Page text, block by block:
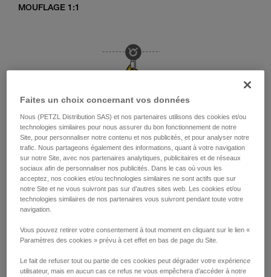
MOUFLAGE 1:1
Faites un choix concernant vos données
Nous (PETZL Distribution SAS) et nos partenaires utilisons des cookies et/ou
technologies similaires pour nous assurer du bon fonctionnement de notre
Site, pour personnaliser notre contenu et nos publicités, et pour analyser notre
trafic. Nous partageons également des informations, quant à votre navigation
sur notre Site, avec nos partenaires analytiques, publicitaires et de réseaux
sociaux afin de personnaliser nos publicités. Dans le cas où vous les
acceptez, nos cookies et/ou technologies similaires ne sont actifs que sur
notre Site et ne vous suivront pas sur d’autres sites web. Les cookies et/ou
technologies similaires de nos partenaires vous suivront pendant toute votre
navigation.
Vous pouvez retirer votre consentement à tout moment en cliquant sur le lien «
Paramètres des cookies » prévu à cet effet en bas de page du Site.
Le fait de refuser tout ou partie de ces cookies peut dégrader votre expérience
utilisateur, mais en aucun cas ce refus ne vous empêchera d’accéder à notre